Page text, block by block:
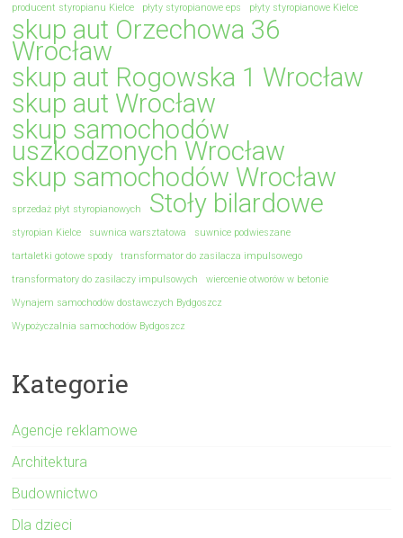
producent styropianu Kielce
płyty styropianowe eps płyty styropianowe Kielce
skup aut Orzechowa 36
Wrocław
skup aut Rogowska 1 Wrocław
skup aut Wrocław
skup samochodów
uszkodzonych Wrocław
skup samochodów Wrocław
sprzedaż płyt styropianowych Stoły bilardowe
styropian Kielce suwnica warsztatowa
suwnice podwieszane
tartaletki gotowe spody
transformator do zasilacza impulsowego
transformatory do zasilaczy impulsowych
wiercenie otworów w betonie
Wynajem samochodów dostawczych Bydgoszcz
Wypożyczalnia samochodów Bydgoszcz
Kategorie
Agencje reklamowe
Architektura
Budownictwo
Dla dzieci